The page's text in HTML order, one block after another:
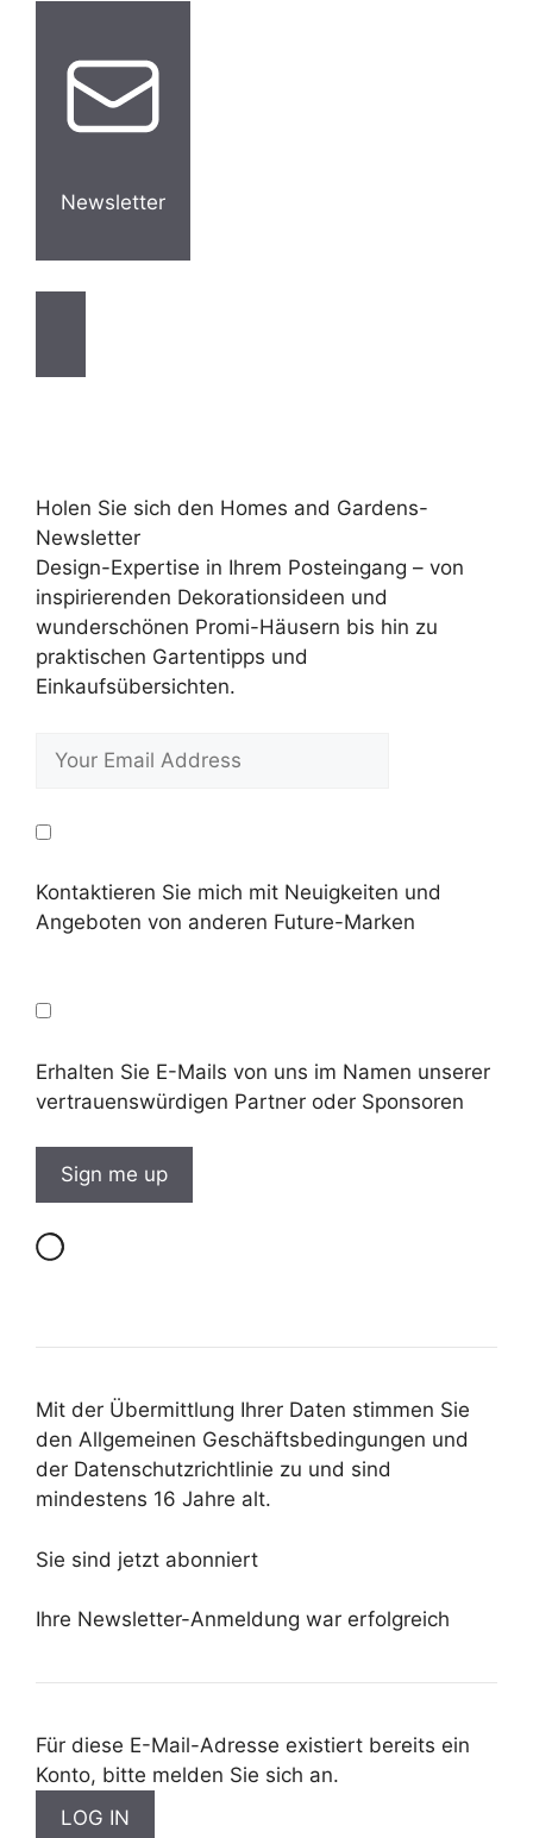
Newsletter
Holen Sie sich den Homes and Gardens-
Newsletter
Design-Expertise in Ihrem Posteingang – von
inspirierenden Dekorationsideen und
wunderschönen Promi-Häusern bis hin zu
praktischen Gartentipps und
Einkaufsübersichten.
Kontaktieren Sie mich mit Neuigkeiten und
Angeboten von anderen Future-Marken
Erhalten Sie E-Mails von uns im Namen unserer
vertrauenswürdigen Partner oder Sponsoren
Mit der Übermittlung Ihrer Daten stimmen Sie
den Allgemeinen Geschäftsbedingungen und
der Datenschutzrichtlinie zu und sind
mindestens 16 Jahre alt.
Sie sind jetzt abonniert
Ihre Newsletter-Anmeldung war erfolgreich
Für diese E-Mail-Adresse existiert bereits ein
Konto, bitte melden Sie sich an.